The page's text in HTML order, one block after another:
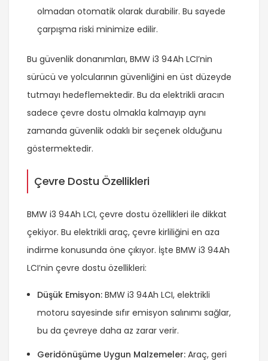
olmadan otomatik olarak durabilir. Bu sayede
çarpışma riski minimize edilir.
Bu güvenlik donanımları, BMW i3 94Ah LCI’nin
sürücü ve yolcularının güvenliğini en üst düzeyde
tutmayı hedeflemektedir. Bu da elektrikli aracın
sadece çevre dostu olmakla kalmayıp aynı
zamanda güvenlik odaklı bir seçenek olduğunu
göstermektedir.
Çevre Dostu Özellikleri
BMW i3 94Ah LCI, çevre dostu özellikleri ile dikkat
çekiyor. Bu elektrikli araç, çevre kirliliğini en aza
indirme konusunda öne çıkıyor. İşte BMW i3 94Ah
LCI’nin çevre dostu özellikleri:
Düşük Emisyon: BMW i3 94Ah LCI, elektrikli
motoru sayesinde sıfır emisyon salınımı sağlar,
bu da çevreye daha az zarar verir.
Geridönüşüme Uygun Malzemeler: Araç, geri